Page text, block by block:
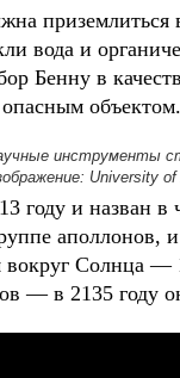
вода и
Бенну в
объектом.
инструменты
University
году и назван
аполлонов,
вокруг Солнца
— в 2135 году